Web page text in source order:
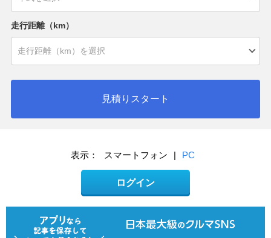
走行距離（km）
見積りスタート
表示： スマートフォン | PC
ログイン